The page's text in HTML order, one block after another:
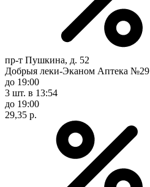
пр-т Пушкина, д. 52
Добрыя леки-Эканом Аптека №29
до 19:00
3 шт. в 13:54
до 19:00
29,35 р.